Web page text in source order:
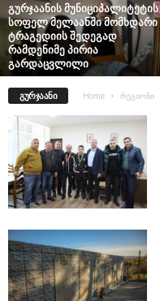
გურჯაანის მუნიციპალიტეტის
სოფელ მელაანში მომხდარი
ტრაგედიის შედეგად
რამდენიმე პირია
გარდაცვლილი
ᲒᲣᲠᲯᲐᲐᲜᲘ Home რეგიონი